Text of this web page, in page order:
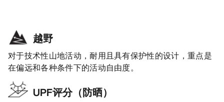
越野
对于技术性山地活动，耐用且具有保护性的设计，重点是
在偏远和各种条件下的活动自由度。
UPF评分（防晒）